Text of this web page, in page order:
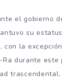
el gobierno
su
con la
Ra durante